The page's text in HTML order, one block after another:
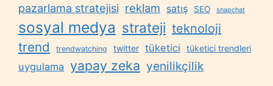
pazarlama stratejisi reklam satış SEO snapchat
sosyal medya strateji teknoloji
trend trendwatching twitter tüketici tüketici trendleri
uygulama yapay zeka yenilikçilik